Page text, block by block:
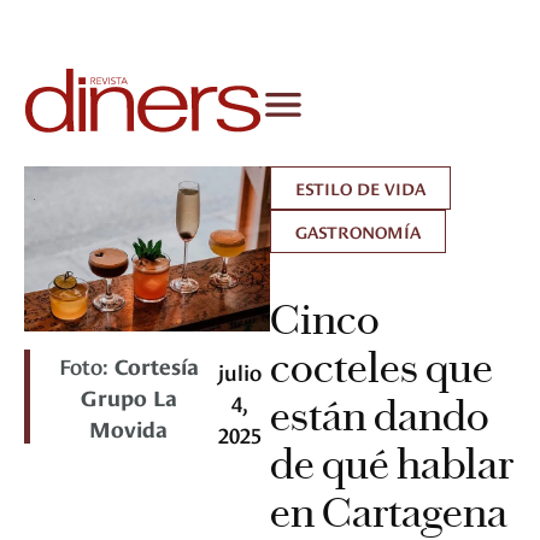
Foto: Cortesía
Grupo La
Movida
julio
4,
2025
ESTILO DE VIDA
GASTRONOMÍA
Cinco
cocteles que
están dando
de qué hablar
en Cartagena